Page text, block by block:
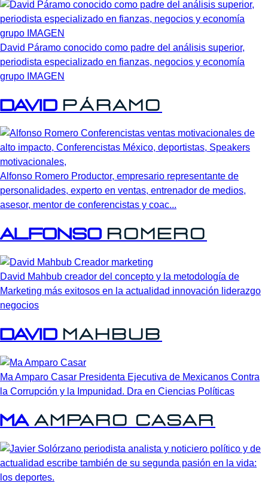
David Páramo conocido como padre del análisis superior,
periodista especializado en fianzas, negocios y economía
grupo IMAGEN
David Páramo
Alfonso Romero Productor, empresario representante de
personalidades, experto en ventas, entrenador de medios,
asesor, mentor de conferencistas y coac...
Alfonso Romero
David Mahbub creador del concepto y la metodología de
Marketing más exitosos en la actualidad innovación liderazgo
negocios
David Mahbub
Ma Amparo Casar Presidenta Ejecutiva de Mexicanos Contra
la Corrupción y la Impunidad. Dra en Ciencias Políticas
Ma Amparo Casar